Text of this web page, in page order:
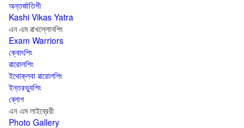
অন্তর্জাতিগী
Kashi Vikas Yatra
এন এম ৱাখল্লোনশিং
Exam Warriors
ক্বোৎশিং
ৱারোলশিং
ইথোক্লবা ৱারোলশিং
ইন্তরভ্যুশিং
ব্লোগ
এন এম লাইব্রেরী
Photo Gallery